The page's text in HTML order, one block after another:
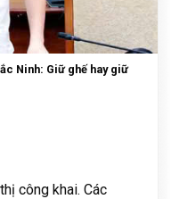
Ninh: Giữ ghế hay giữ
công khai. Các